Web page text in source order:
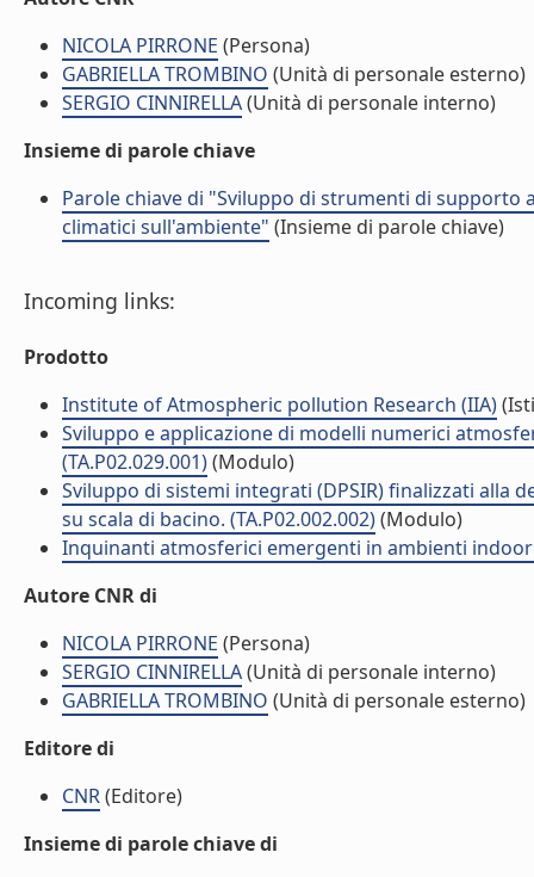
NICOLA PIRRONE (Persona)
GABRIELLA TROMBINO (Unità di personale esterno)
SERGIO CINNIRELLA(Unità di personale interno)
Insieme di parole chiave
Parole chiave di "Sviluppo di strumenti di
climatici sull'ambiente" (Insieme di parole chiave)
Incoming links:
Prodotto
Institute of Atmospheric pollution Research (IIA)
Sviluppo e applicazione di modelli numerici
(TA.P02.029.001)(Modulo)
Sviluppo di sistemi integrati (DPSIR) finalizzati alla
su scala di bacino. (TA.P02.002.002)(Modulo)
Inquinanti atmosferici emergenti in ambienti indoor
Autore CNR di
NICOLA PIRRONE (Persona)
SERGIO CINNIRELLA(Unità di personale interno)
GABRIELLA TROMBINO (Unità di personale esterno)
Editore di
CNR(Editore)
Insieme di parole chiave di